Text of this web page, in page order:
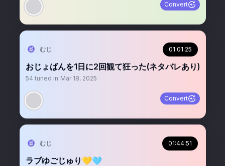
Convert
むじ 01:01:25
おじょばんを1日に2回観て狂った(ネタバレあり)
54 tuned in Mar 18, 2025
Convert
むじ 01:44:51
ラブゆごじゅり💛🩵